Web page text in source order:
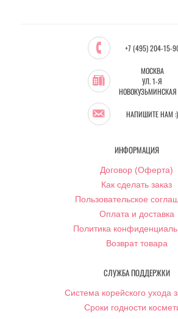
+7 (495) 204-15-
МОСКВА
УЛ. 1-Я
НОВОКУЗЬМИНСКАЯ
НАПИШИТЕ НАМ :)
ИНФОРМАЦИЯ
Договор (Оферта)
Как сделать заказ
Пользовательское
Оплата и доставка
Политика
Возврат товара
СЛУЖБА ПОДДЕРЖКИ
Система корейского ухода
Сроки годности